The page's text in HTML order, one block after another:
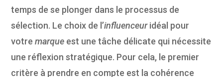
temps de se plonger dans le processus de
sélection. Le choix de l’influenceuridéal pour
votremarque est une tâche délicate qui nécessite
une réflexion stratégique. Pour cela, le premier
critère à prendre en compte est la cohérence